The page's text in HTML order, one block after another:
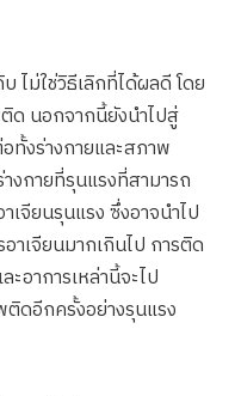
ไม่ใช่วิธีเลิกที่ได้ผลดี โดย
ด นอกจากนี้ยังนำไปสู่
ทั้งร่างกายและสภาพ
งกายที่รุนแรงที่สามารถ
เจียนรุนแรง ซึ่งอาจนำไป
าเจียนมากเกินไป การติด
อาการเหล่านี้จะไป
ติดอีกครั้งอย่างรุนแรง